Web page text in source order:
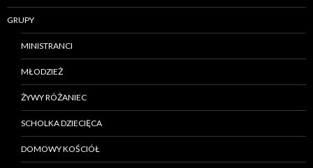
GRUPY
MINISTRANCI
MŁODZIEŻ
ŻYWY RÓŻANIEC
SCHOLKA DZIECIĘCA
DOMOWY KOŚCIÓŁ